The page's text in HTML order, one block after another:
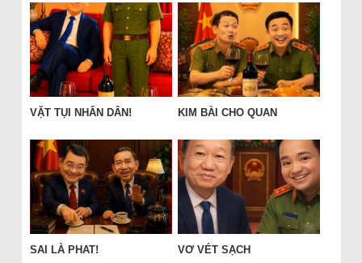
VẶT TỤI NHÂN DÂN! KIM BÀI CHO QUAN
SAI LÀ PHAT! VƠ VÉT SẠCH